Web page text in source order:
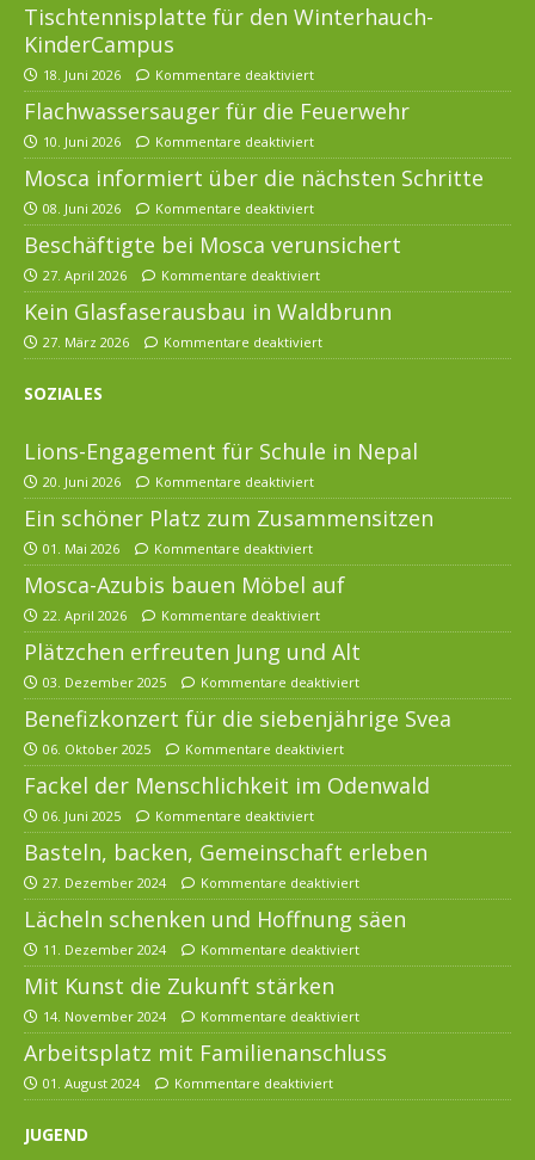
Tischtennisplatte für den Winterhauch-
KinderCampus
18. Juni 2026 Kommentare deaktiviert
Flachwassersauger für die Feuerwehr
10. Juni 2026 Kommentare deaktiviert
Mosca informiert über die nächsten Schritte
08. Juni 2026 Kommentare deaktiviert
Beschäftigte bei Mosca verunsichert
27. April 2026 Kommentare deaktiviert
Kein Glasfaserausbau in Waldbrunn
27. März 2026 Kommentare deaktiviert
SOZIALES
Lions-Engagement für Schule in Nepal
20. Juni 2026 Kommentare deaktiviert
Ein schöner Platz zum Zusammensitzen
01. Mai 2026 Kommentare deaktiviert
Mosca-Azubis bauen Möbel auf
22. April 2026 Kommentare deaktiviert
Plätzchen erfreuten Jung und Alt
03. Dezember 2025 Kommentare deaktiviert
Benefizkonzert für die siebenjährige Svea
06. Oktober 2025 Kommentare deaktiviert
Fackel der Menschlichkeit im Odenwald
06. Juni 2025 Kommentare deaktiviert
Basteln, backen, Gemeinschaft erleben
27. Dezember 2024 Kommentare deaktiviert
Lächeln schenken und Hoffnung säen
11. Dezember 2024 Kommentare deaktiviert
Mit Kunst die Zukunft stärken
14. November 2024 Kommentare deaktiviert
Arbeitsplatz mit Familienanschluss
01. August 2024 Kommentare deaktiviert
JUGEND